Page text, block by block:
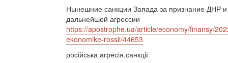
Нынешние санкции Запада за признание ДНР
дальнейшей агрессии
https://apostrophe.ua/article/economy/finansy/
ekonomike-rossii/44653
російська агресія,санкції